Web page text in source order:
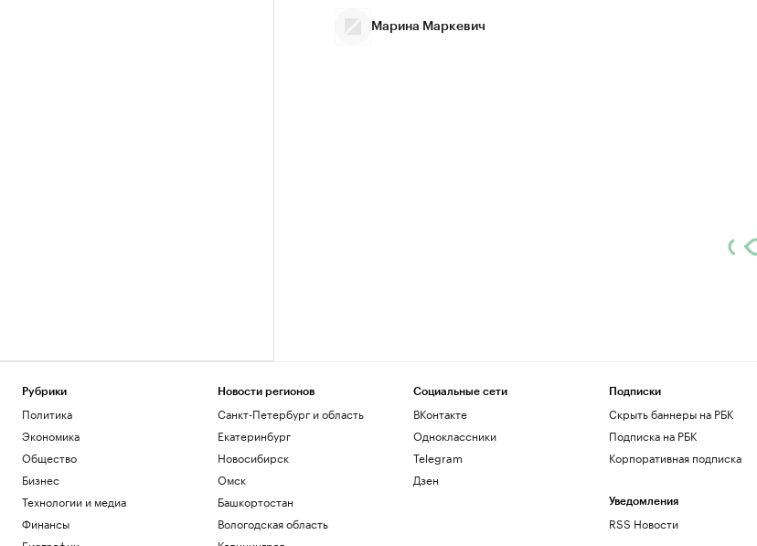
Марина Маркевич
Рубрики
Политика
Экономика
Общество
Бизнес
Технологии и медиа
Финансы
Новости регионов
Санкт-Петербург и область
Екатеринбург
Новосибирск
Омск
Башкортостан
Вологодская область
Социальные сети
ВКонтакте
Одноклассники
Telegram
Дзен
Подписки
Скрыть баннеры на РБК
Подписка на РБК
Корпоративная подписка
Уведомления
RSS Новости